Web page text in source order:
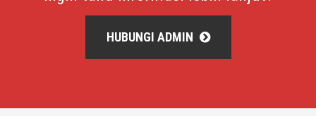
HUBUNGI ADMIN